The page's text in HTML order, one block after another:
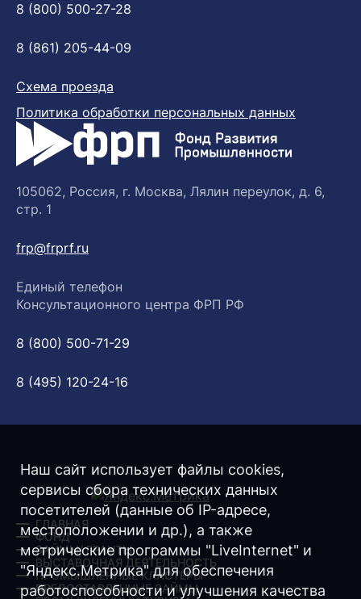
8 (800) 500-27-28
8 (861) 205-44-09
Схема проезда
Политика обработки персональных данных
105062, Россия, г. Москва, Лялин переулок, д. 6,
стр. 1
frp@frprf.ru
Единый телефон
Консультационного центра ФРП РФ
8 (800) 500-71-29
8 (495) 120-24-16
ГЛАВНАЯ
ФОНД
ЗАЙМЫ/ ГРАНТЫ
ВЫСТАВОЧНАЯ ДЕЯТЕЛЬНОСТЬ
ПРОМЫШЛЕННЫЕ КЛАСТЕРЫ
ПРЕДОСТАВЛЕННЫЕ ЗАЙМЫ
Наш сайт использует файлы cookies,
сервисы сбора технических данных
посетителей (данные об IP-адресе,
местоположении и др.), а также
метрические программы "LiveInternet" и
"Яндекс.Метрика" для обеспечения
работоспособности и улучшения качества